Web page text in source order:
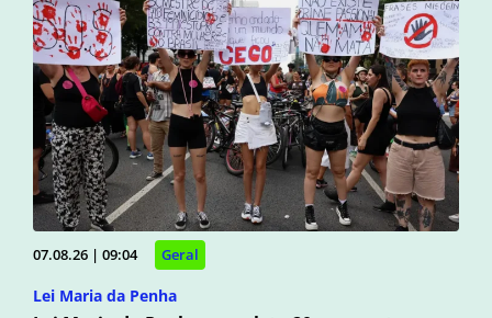
07.08.26 | 09:04 Geral
Lei Maria da Penha